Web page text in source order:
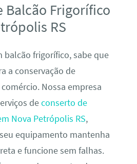
Balcão Frigorífico
RS
balcão frigorífico, sabe que
a conservação de
Nossa empresa
deconserto de
Nova Petrópolis RS,
equipamento mantenha
e funcione sem falhas.